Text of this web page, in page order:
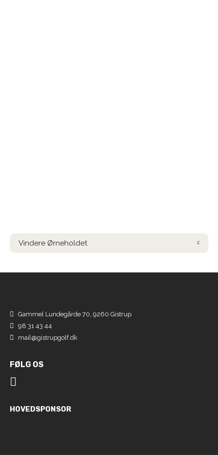
Vindere Ørneholdet
Gammel Lundegårde 70, 9260 Gistrup
98 31 43 44
mail@gistrupgolf.dk
FØLG OS
HOVEDSPONSOR